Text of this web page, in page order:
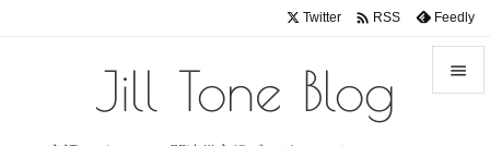
Jill Tone Blog 
Twitter  RSS Feedly